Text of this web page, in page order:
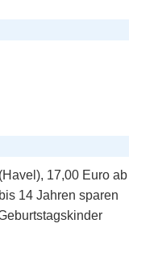
17,00 Euro ab
14 Jahren sparen